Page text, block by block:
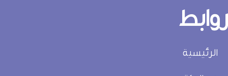
الرئيسية